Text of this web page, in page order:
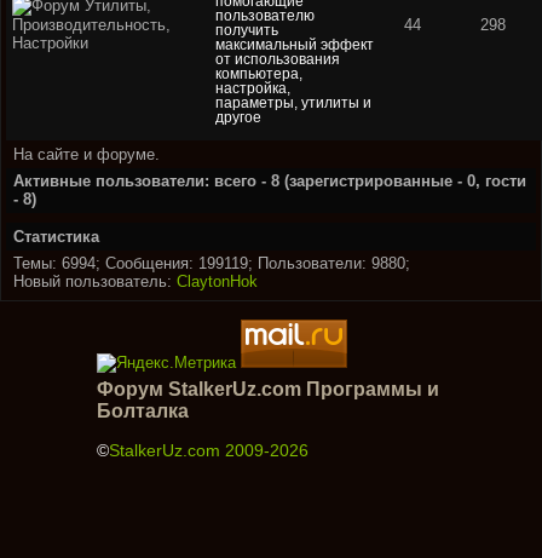
пользователю
получить
максимальный эффект
от использования
компьютера,
настройка,
параметры, утилиты и
другое
44 298
На сайте и форуме.
Активные пользователи: всего - 8 (зарегистрированные - 0, гости
- 8)
Статистика
Темы: 6994; Сообщения: 199119; Пользователи: 9880;
Новый пользователь:ClaytonHok
Форум StalkerUz.com Программы и
Болталка
©StalkerUz.com 2009-2026